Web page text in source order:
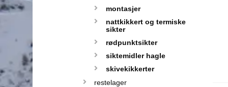
montasjer
nattkikkert og termiske
sikter
rødpunktsikter
siktemidler hagle
skivekikkerter
restelager